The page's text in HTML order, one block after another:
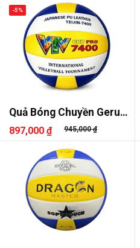
Quả Bóng Chuyền Geru
VTV Cup Pro 7400
897,000 ₫ 945,000 ₫
-5%